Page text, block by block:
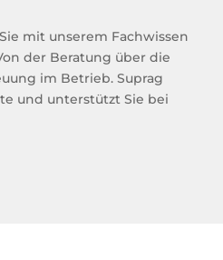
mit unserem Fachwissen
der Beratung über die
im Betrieb. Suprag
und unterstützt Sie bei